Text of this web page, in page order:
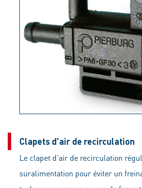
Clapets d'air de recirculation
Le clapet d'air de recirculation
suralimentation pour éviter un